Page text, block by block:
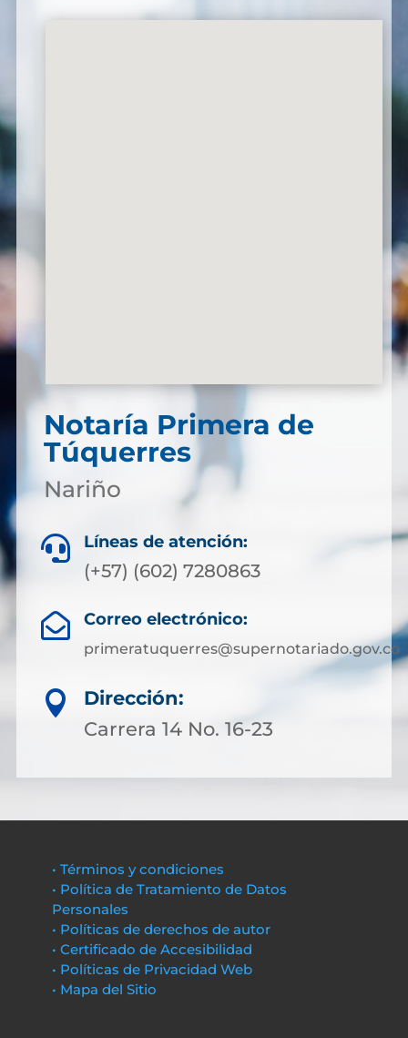
Notaría Primera de
Túquerres
Nariño
 Líneas de atención:
(+57) (602) 7280863
 Correo electrónico:
primeratuquerres@supernotariado.gov.co

Dirección:
Carrera 14 No. 16-23
• Términos y condiciones
• Política de Tratamiento de Datos
Personales
• Políticas de derechos de autor
• Certificado de Accesibilidad
• Políticas de Privacidad Web
• Mapa del Sitio